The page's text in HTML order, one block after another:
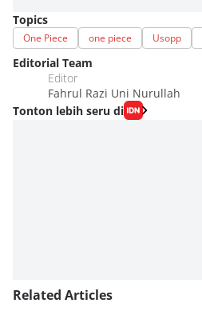
Topics
One Piece one piece Usopp
Editorial Team
Editor
Fahrul Razi Uni Nurullah
Tonton lebih seru di
Related Articles